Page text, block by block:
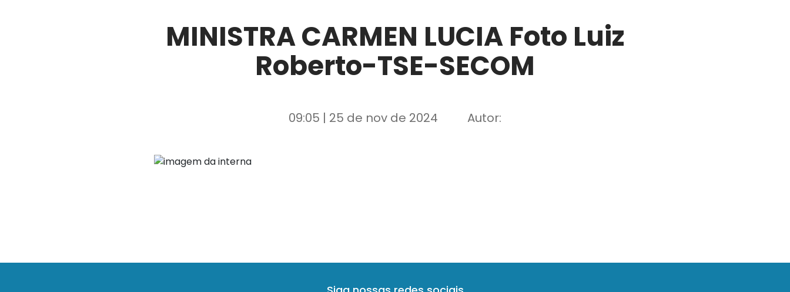
MINISTRA CARMEN LUCIA Foto Luiz
Roberto-TSE-SECOM
09:05 | 25 de nov de 2024 Autor: